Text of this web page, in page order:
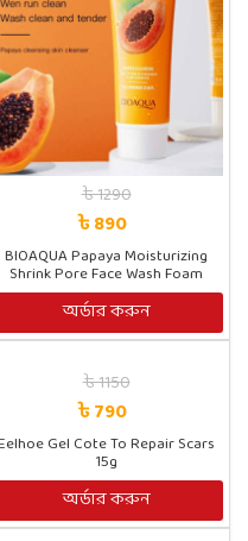
৳ 890
৳ 1290
BIOAQUA Papaya Moisturizing
Shrink Pore Face Wash Foam
Facial Cleanser 100g/M
অর্ডার করুন
৳ 790
৳ 1150
Gel Cote To Repair Scars
15g
অর্ডার করুন